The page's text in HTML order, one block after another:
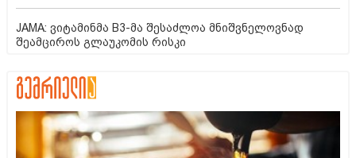
JAMA: ვიტამინმა B3-მა შესაძლოა მნიშვნელოვნად
შეამციროს გლაუკომის რისკი